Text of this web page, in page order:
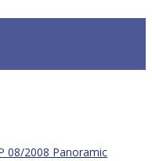
08/2008 Panoramic